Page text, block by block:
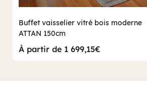
Buffet vaisselier vitré bois moderne
ATTAN 150cm
À partir de 1 699,15€